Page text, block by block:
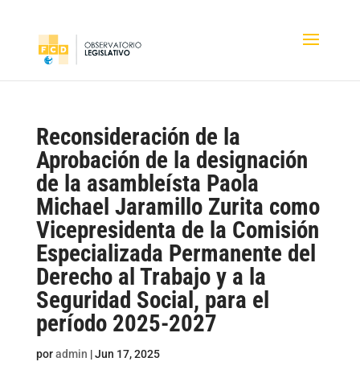
Reconsideración de la
Aprobación de la designación
de la asambleísta Paola
Michael Jaramillo Zurita como
Vicepresidenta de la Comisión
Especializada Permanente del
Derecho al Trabajo y a la
Seguridad Social, para el
período 2025-2027
poradmin |Jun 17, 2025